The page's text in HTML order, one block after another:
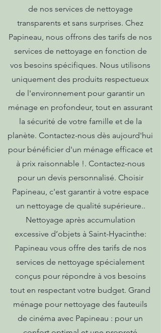
de nos services de nettoyage
transparents et sans surprises. Chez
Papineau, nous offrons des tarifs de nos
services de nettoyage en fonction de
vos besoins spécifiques. Nous utilisons
uniquement des produits respectueux
de l'environnement pour garantir un
ménage en profondeur, tout en assurant
la sécurité de votre famille et de la
planète. Contactez-nous dès aujourd'hui
pour bénéficier d'un ménage efficace et
à prix raisonnable !. Contactez-nous
pour un devis personnalisé. Choisir
Papineau, c'est garantir à votre espace
un nettoyage de qualité supérieure..
Nettoyage après accumulation
excessive d’objets à Saint-Hyacinthe:
Papineau vous offre des tarifs de nos
services de nettoyage spécialement
conçus pour répondre à vos besoins
tout en respectant votre budget. Grand
ménage pour nettoyage des fauteuils
de cinéma avec Papineau : pour un